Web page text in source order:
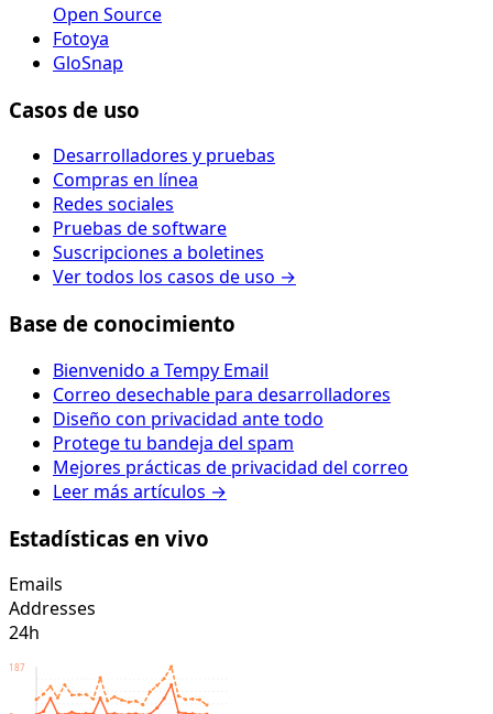
Open Source
Fotoya
GloSnap
Casos de uso
Desarrolladores y pruebas
Compras en línea
Redes sociales
Pruebas de software
Suscripciones a boletines
Ver todos los casos de uso →
Base de conocimiento
Bienvenido a Tempy Email
Correo desechable para desarrolladores
Diseño con privacidad ante todo
Protege tu bandeja del spam
Mejores prácticas de privacidad del correo
Leer más artículos →
Estadísticas en vivo
Emails
Addresses
24h
187